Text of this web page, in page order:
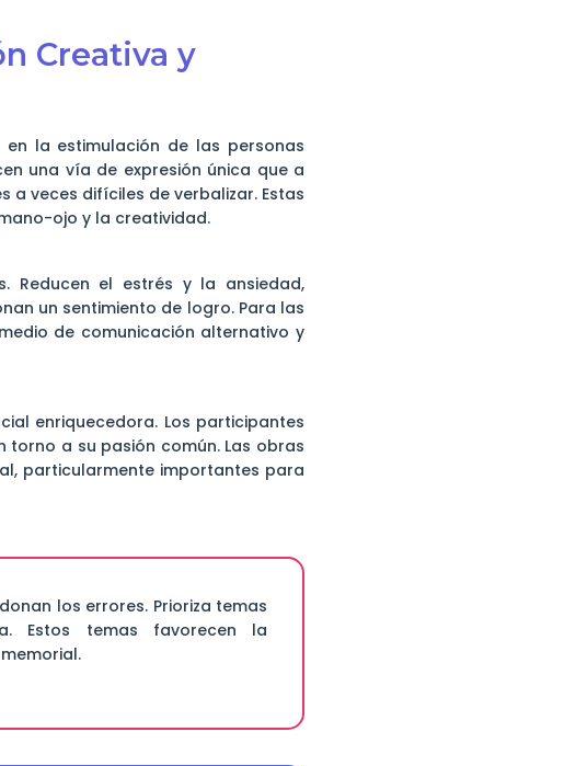
Creativa y
la estimulación de las personas
una vía de expresión única que a
a veces difíciles de verbalizar. Estas
ojo y la creatividad.
Reducen el estrés y la ansiedad,
un sentimiento de logro. Para las
de comunicación alternativo y
enriquecedora. Los participantes
torno a su pasión común. Las obras
particularmente importantes para
los errores. Prioriza temas
Estos temas favorecen la